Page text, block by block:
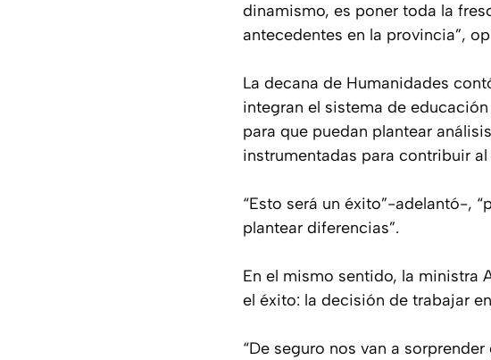
dinamismo, es poner toda la
antecedentes en la provincia”,
La decana de Humanidades
integran el sistema de
para que puedan plantear
instrumentadas para contribuir
“Esto será un éxito”-adelantó-,
plantear diferencias”.
En el mismo sentido, la ministra
el éxito: la decisión de trabajar
“De seguro nos van a